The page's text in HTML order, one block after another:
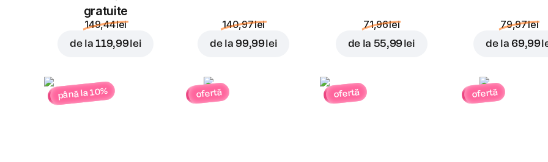
3,00 lei
gratuite
149,44 lei
de la119,99 lei
140,97 lei
de la 99,99 lei
71,96 lei
de la 55,99 lei
79,97 lei
de la 69,99
până la 10% ofertă ofertă ofertă